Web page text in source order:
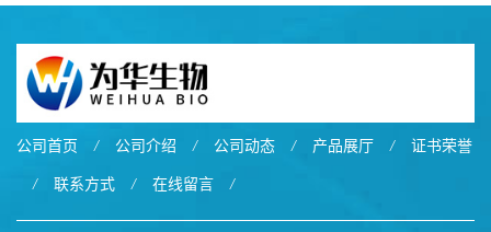
公司首页 / 公司介绍 / 公司动态 / 产品展厅 / 证书荣誉
/ 联系方式 / 在线留言 /